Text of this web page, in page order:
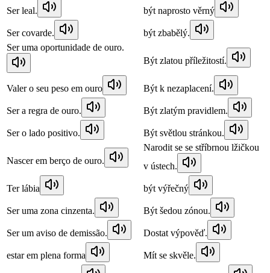
Ser leal. být naprosto věrný
Ser covarde.
být zbabělý.
Ser uma oportunidade de ouro.
Být zlatou příležitostí.
Valer o seu peso em ouro Být k nezaplacení.
Ser a regra de ouro. Být zlatým pravidlem.
Ser o lado positivo. Být světlou stránkou.
Nascer em berço de ouro.
Narodit se se stříbrnou lžičkou
v ústech.
Ter lábia být výřečný
Ser uma zona cinzenta. Být šedou zónou.
Ser um aviso de demissão. Dostat výpověď.
estar em plena forma Mít se skvěle.